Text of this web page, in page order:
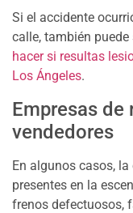
Si el accidente
calle, también
hacer si resultas
Los Ángeles.
Empresas de
vendedores
En algunos casos,
presentes en la
frenos defectuosos,